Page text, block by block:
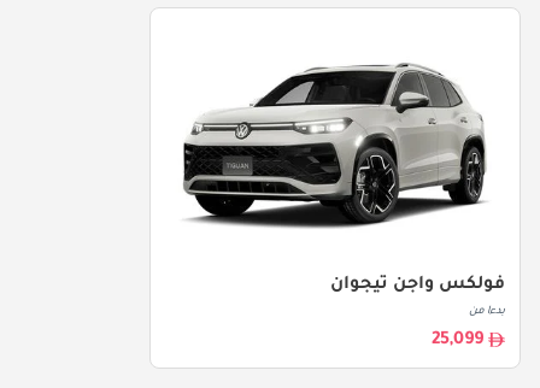
فولكس واجن تيجوان
بدءا من
25,099